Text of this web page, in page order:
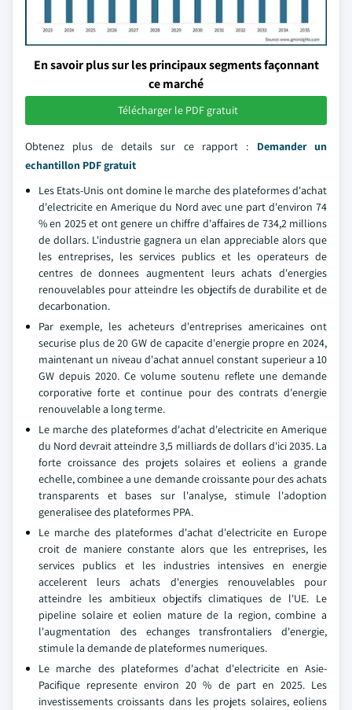
En savoir plus sur les principaux segments façonnant
ce marché
Télécharger le PDF gratuit
Obtenez plus de details sur ce rapport : Demander un
echantillon PDF gratuit
Les Etats-Unis ont domine le marche des plateformes d'achat
d'electricite en Amerique du Nord avec une part d'environ 74
% en 2025 et ont genere un chiffre d'affaires de 734,2 millions
de dollars. L'industrie gagnera un elan appreciable alors que
les entreprises, les services publics et les operateurs de
centres de donnees augmentent leurs achats d'energies
renouvelables pour atteindre les objectifs de durabilite et de
decarbonation.
Par exemple, les acheteurs d'entreprises americaines ont
securise plus de 20 GW de capacite d'energie propre en 2024,
maintenant un niveau d'achat annuel constant superieur a 10
GW depuis 2020. Ce volume soutenu reflete une demande
corporative forte et continue pour des contrats d'energie
renouvelable a long terme.
Le marche des plateformes d'achat d'electricite en Amerique
du Nord devrait atteindre 3,5 milliards de dollars d'ici 2035. La
forte croissance des projets solaires et eoliens a grande
echelle, combinee a une demande croissante pour des achats
transparents et bases sur l'analyse, stimule l'adoption
generalisee des plateformes PPA.
Le marche des plateformes d'achat d'electricite en Europe
croit de maniere constante alors que les entreprises, les
services publics et les industries intensives en energie
accelerent leurs achats d'energies renouvelables pour
atteindre les ambitieux objectifs climatiques de l'UE. Le
pipeline solaire et eolien mature de la region, combine a
l'augmentation des echanges transfrontaliers d'energie,
stimule la demande de plateformes numeriques.
Le marche des plateformes d'achat d'electricite en Asie-
Pacifique represente environ 20 % de part en 2025. Les
investissements croissants dans les projets solaires, eoliens